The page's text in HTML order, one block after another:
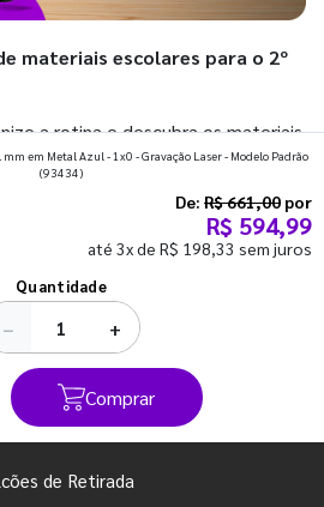
materiais escolares para o 2º
a rotina e descubra os materiais
para começar o segundo
em Metal Azul - 1x0 - Gravação Laser - Modelo Padrão
(93434)
De: R$ 661,00 por
R$ 594,99
até 3x de R$ 198,33 sem juros
Quantidade
− +
Comprar
de Retirada